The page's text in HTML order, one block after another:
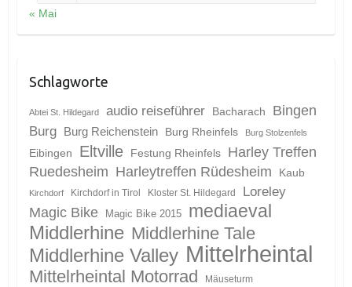
« Mai
Schlagworte
Abtei St. Hildegard audio reiseführer Bacharach
Bingen
Burg
Burg Reichenstein Burg Rheinfels Burg Stolzenfels
Eibingen Eltville Festung Rheinfels
Harley Treffen
Ruedesheim Harleytreffen Rüdesheim Kaub
Kirchdorf Kirchdorf in Tirol Kloster St. Hildegard Loreley
Magic Bike Magic Bike 2015 mediaeval
Middlerhine Middlerhine Tale
Middlerhine Valley Mittelrheintal
Mittelrheintal Motorrad Mäuseturm